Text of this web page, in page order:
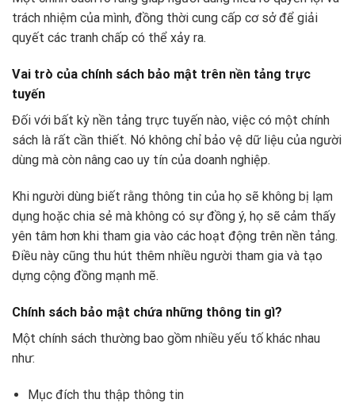
trách nhiệm của mình, đồng thời cung cấp cơ sở để giải
quyết các tranh chấp có thể xảy ra.
Vai trò của chính sách bảo mật trên nền tảng trực
tuyến
Đối với bất kỳ nền tảng trực tuyến nào, việc có một chính
sách là rất cần thiết. Nó không chỉ bảo vệ dữ liệu của người
dùng mà còn nâng cao uy tín của doanh nghiệp.
Khi người dùng biết rằng thông tin của họ sẽ không bị lạm
dụng hoặc chia sẻ mà không có sự đồng ý, họ sẽ cảm thấy
yên tâm hơn khi tham gia vào các hoạt động trên nền tảng.
Điều này cũng thu hút thêm nhiều người tham gia và tạo
dựng cộng đồng mạnh mẽ.
Chính sách bảo mật chứa những thông tin gì?
Một chính sách thường bao gồm nhiều yếu tố khác nhau
như:
Mục đích thu thập thông tin